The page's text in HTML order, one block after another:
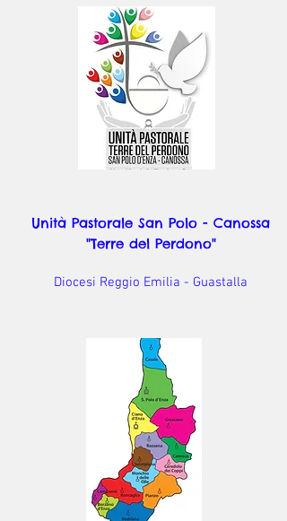
Unità Pastorale San Polo - Canossa
"Terre del Perdono"
Diocesi Reggio Emilia - Guastalla